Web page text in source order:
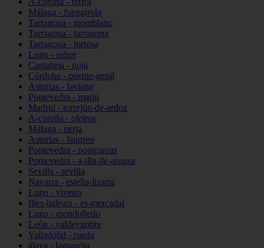
Málaga - fuengirola
Tarragona - montblanc
Tarragona - tarragona
Tarragona - tortosa
Lugo - sober
Cantabria - noja
Córdoba - puente-genil
Asturias - laviana
Pontevedra - marín
Madrid - torrejón-de-ardoz
A-coruña - oleiros
Málaga - nerja
Asturias - langreo
Pontevedra - ponteareas
Pontevedra - a-illa-de-arousa
Sevilla - sevilla
Navarra - estella-lizarra
Lugo - viveiro
Illes-balears - es-mercadal
Lugo - mondoñedo
León - valdevimbre
Valladolid - rueda
álava - laguardia